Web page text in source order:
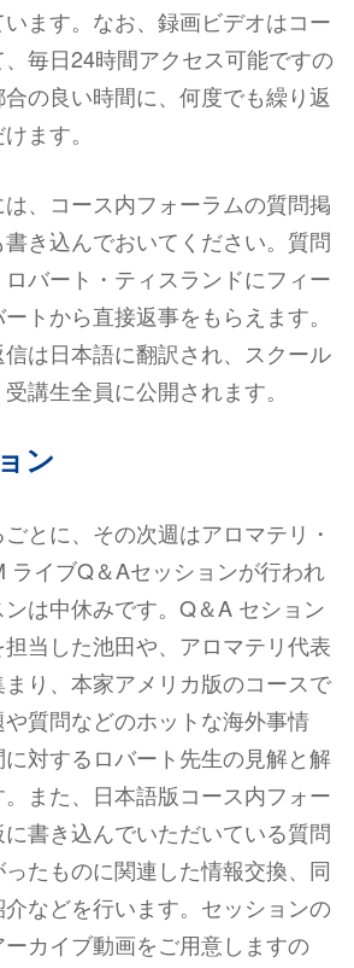
ます。なお、録画ビデオはコー
毎日24時間アクセス可能ですの
の良い時間に、何度でも繰り返
ます。
、コース内フォーラムの質問掲
き込んでおいてください。質問
バート・ティスランドにフィー
トから直接返事をもらえます。
は日本語に翻訳され、スクール
講生全員に公開されます。
ン
とに、その次週はアロマテリ・
ライブQ＆Aセッションが行われ
は中休みです。Q＆A セション
当した池田や、アロマテリ代表
り、本家アメリカ版のコースで
や質問などのホットな海外事情
対するロバート先生の見解と解
また、日本語版コース内フォー
書き込んでいただいている質問
たものに関連した情報交換、同
などを行います。セッションの
カイブ動画をご用意しますの